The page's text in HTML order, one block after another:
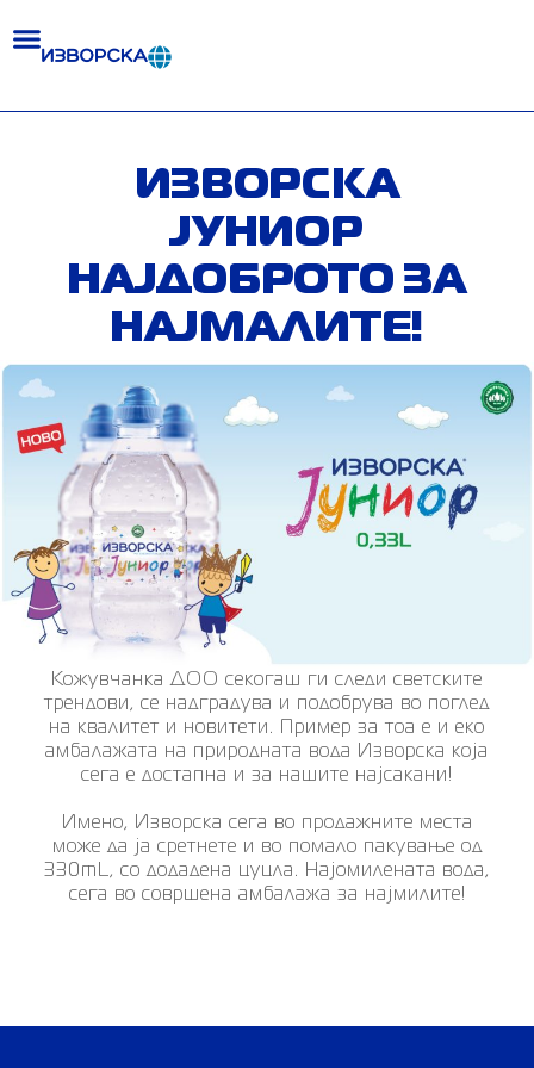
to
ИЗВОРСКА
ЈУНИОР
НАЈДОБРОТО ЗА
НАЈМАЛИТЕ!
Кожувчанка ДОО секогаш ги следи светските
трендови, се надградува и подобрува во поглед
на квалитет и новитети. Пример за тоа е и еко
амбалажата на природната вода Изворска која
сега е достапна и за нашите најсакани!
Имено, Изворска сега во продажните места
може да ја сретнете и во помало пакување од
330mL, со додадена цуцла. Најомилената вода,
сега во совршена амбалажа за најмилите!